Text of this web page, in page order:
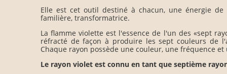
Elle est cet outil destiné à chacun, une énergie
familière, transformatrice.
La flamme violette est l'essence de l'un des «sept
réfracté de façon à produire les sept couleurs de
Chaque rayon possède une couleur, une fréquence
Le rayon violet est connu en tant que septième